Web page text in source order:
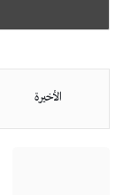
الأخيرة